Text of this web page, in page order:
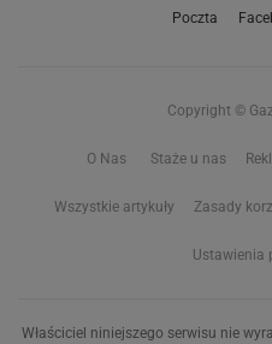
Poczta
Copyright ©
O Nas Staże u nas
Wszystkie artykuły Zasady
Ustawienia
Właściciel niniejszego serwisu nie